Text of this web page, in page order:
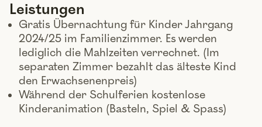
Leistungen
Gratis Übernachtung für Kinder Jahrgang
2024/25 im Familienzimmer. Es werden
lediglich die Mahlzeiten verrechnet. (Im
separaten Zimmer bezahlt das älteste Kind
den Erwachsenenpreis)
Während der Schulferien kostenlose
Kinderanimation (Basteln, Spiel & Spass)